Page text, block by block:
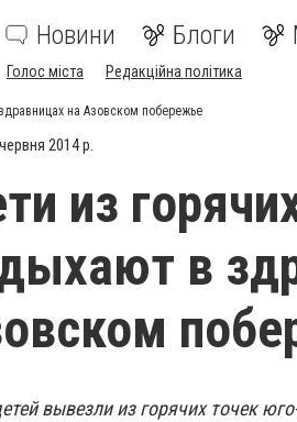
Новини Блоги
Голос міста Редакційна політика
на Азовском побережье
2014 р.
из
в
вывезли из горячих точек